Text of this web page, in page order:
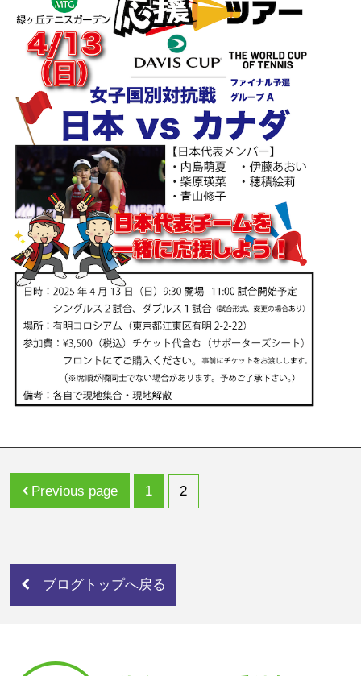
Previous page Page
1 Page
2
ブログトップへ戻る